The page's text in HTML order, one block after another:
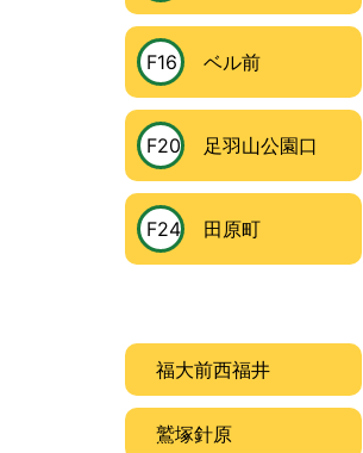
F16 ベル前
F20 足羽山公園口
F24 田原町
福大前西福井
鷲塚針原